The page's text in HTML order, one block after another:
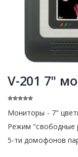
V-201 7"
Мониторы - 7"
Режим "свободные
5-ти домофонов